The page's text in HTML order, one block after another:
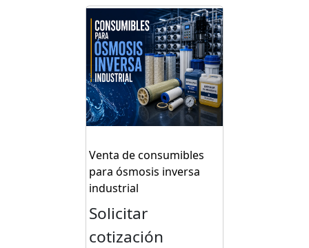
Venta de consumibles
para ósmosis inversa
industrial
Solicitar
cotización